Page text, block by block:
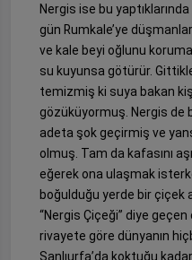
Nergis ise bu
gün Rumkale’ye
ve kale beyi oğlunu
su kuyunsa götürür.
temizmiş ki suya bakan
gözüküyormuş. Nergis de
adeta şok geçirmiş ve
olmuş. Tam da kafasını
eğerek ona ulaşmak
boğulduğu yerde bir çiçek
“Nergis Çiçeği” diye
rivayete göre dünyanın
Şanlıurfa’da koktuğu